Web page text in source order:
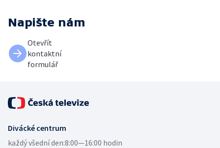
Napište nám
Otevřít
kontaktní
formulář
Divácké centrum
každý všední den:8:00—16:00 hodin